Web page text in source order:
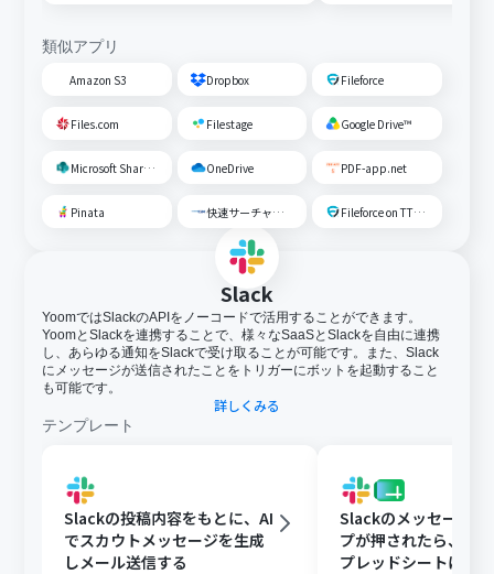
類似アプリ
Amazon S3 Dropbox Fileforce
Files.com Filestage Google Drive™
Microsoft SharePoint OneDrive PDF-app.net
Pinata 快速サーチャーGX Fileforce on TTS Cloud
Slack
YoomではSlackのAPIをノーコードで活用することができます。
YoomとSlackを連携することで、様々なSaaSとSlackを自由に連携
し、あらゆる通知をSlackで受け取ることが可能です。また、Slack
にメッセージが送信されたことをトリガーにボットを起動すること
も可能です。
詳しくみる
テンプレート
Slackの投稿内容をもとに、AI
でスカウトメッセージを生成
しメール送信する
Slackのメッセージに
プが押されたら、
プレッドシートにメ